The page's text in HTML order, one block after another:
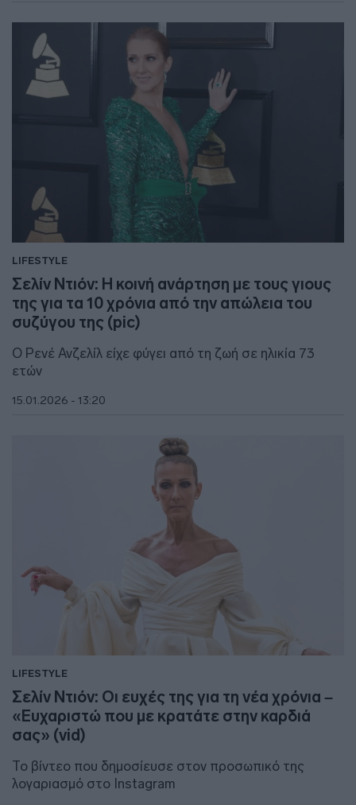
LIFESTYLE
Σελίν Ντιόν: Η κοινή ανάρτηση με τους γιους
της για τα 10 χρόνια από την απώλεια του
συζύγου της (pic)
Ο Ρενέ Ανζελίλ είχε φύγει από τη ζωή σε ηλικία 73
ετών
15.01.2026 - 13:20
LIFESTYLE
Σελίν Ντιόν: Οι ευχές της για τη νέα χρόνια –
«Ευχαριστώ που με κρατάτε στην καρδιά
σας» (vid)
Το βίντεο που δημοσίευσε στον προσωπικό της
λογαριασμό στο Instagram